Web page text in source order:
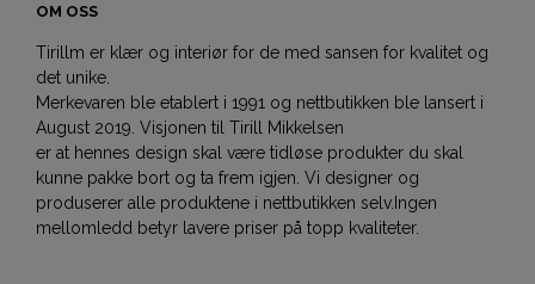
OM OSS
Tirillm er klær og interiør for de med sansen for kvalitet og
det unike.
Merkevaren ble etablert i 1991 og nettbutikken ble lansert i
August 2019. Visjonen til Tirill Mikkelsen
er at hennes design skal være tidløse produkter du skal
kunne pakke bort og ta frem igjen. Vi designer og
produserer alle produktene i nettbutikken selv.Ingen
mellomledd betyr lavere priser på topp kvaliteter.